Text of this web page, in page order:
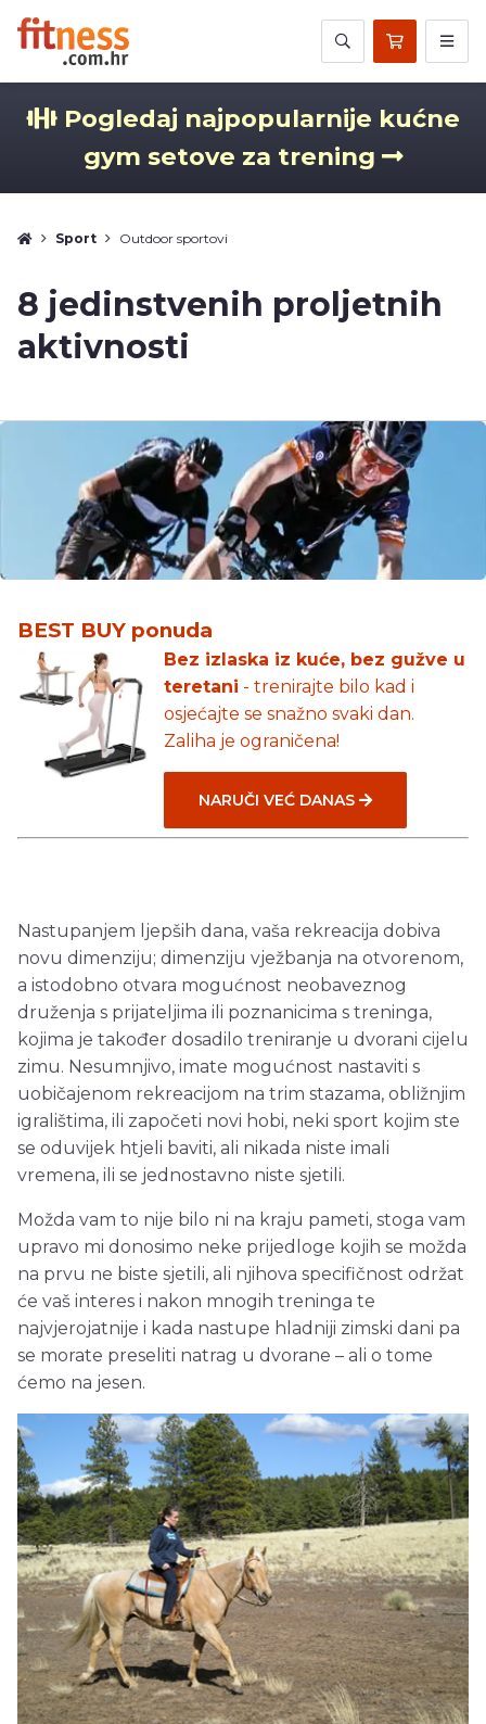
Pogledaj najpopularnije kućne
gym setove za trening
Sport Outdoor sportovi
8 jedinstvenih proljetnih
aktivnosti
BEST BUY ponuda
Bez izlaska iz kuće, bez gužve u
teretani - trenirajte bilo kad i
osjećajte se snažno svaki dan.
Zaliha je ograničena!
NARUČI VEĆ DANAS
Nastupanjem ljepših dana, vaša rekreacija dobiva
novu dimenziju; dimenziju vježbanja na otvorenom,
a istodobno otvara mogućnost neobaveznog
druženja s prijateljima ili poznanicima s treninga,
kojima je također dosadilo treniranje u dvorani cijelu
zimu. Nesumnjivo, imate mogućnost nastaviti s
uobičajenom rekreacijom na trim stazama, obližnjim
igralištima, ili započeti novi hobi, neki sport kojim ste
se oduvijek htjeli baviti, ali nikada niste imali
vremena, ili se jednostavno niste sjetili.
Možda vam to nije bilo ni na kraju pameti, stoga vam
upravo mi donosimo neke prijedloge kojih se možda
na prvu ne biste sjetili, ali njihova specifičnost održat
će vaš interes i nakon mnogih treninga te
najvjerojatnije i kada nastupe hladniji zimski dani pa
se morate preseliti natrag u dvorane – ali o tome
ćemo na jesen.